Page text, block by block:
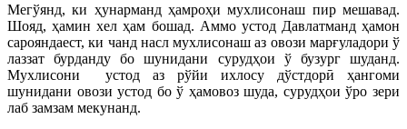
Мегўянд, ки ҳунарманд ҳамроҳи мухлисонаш пир мешавад.
Шояд, ҳамин хел ҳам бошад. Аммо устод Давлатманд ҳамон
сарояндаест, ки чанд насл мухлисонаш аз овози марғуладори ў
лаззат бурданду бо шунидани сурудҳои ў бузург шуданд.
Мухлисони устод аз рўйи ихлосу дўстдорӣ ҳангоми
шунидани овози устод бо ў ҳамовоз шуда, сурудҳои ўро зери
лаб замзам мекунанд.